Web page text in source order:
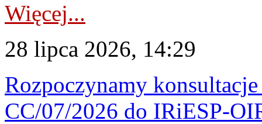
Więcej...
28 lipca 2026, 14:29
Rozpoczynamy
CC/07/2026 do IRiESP-